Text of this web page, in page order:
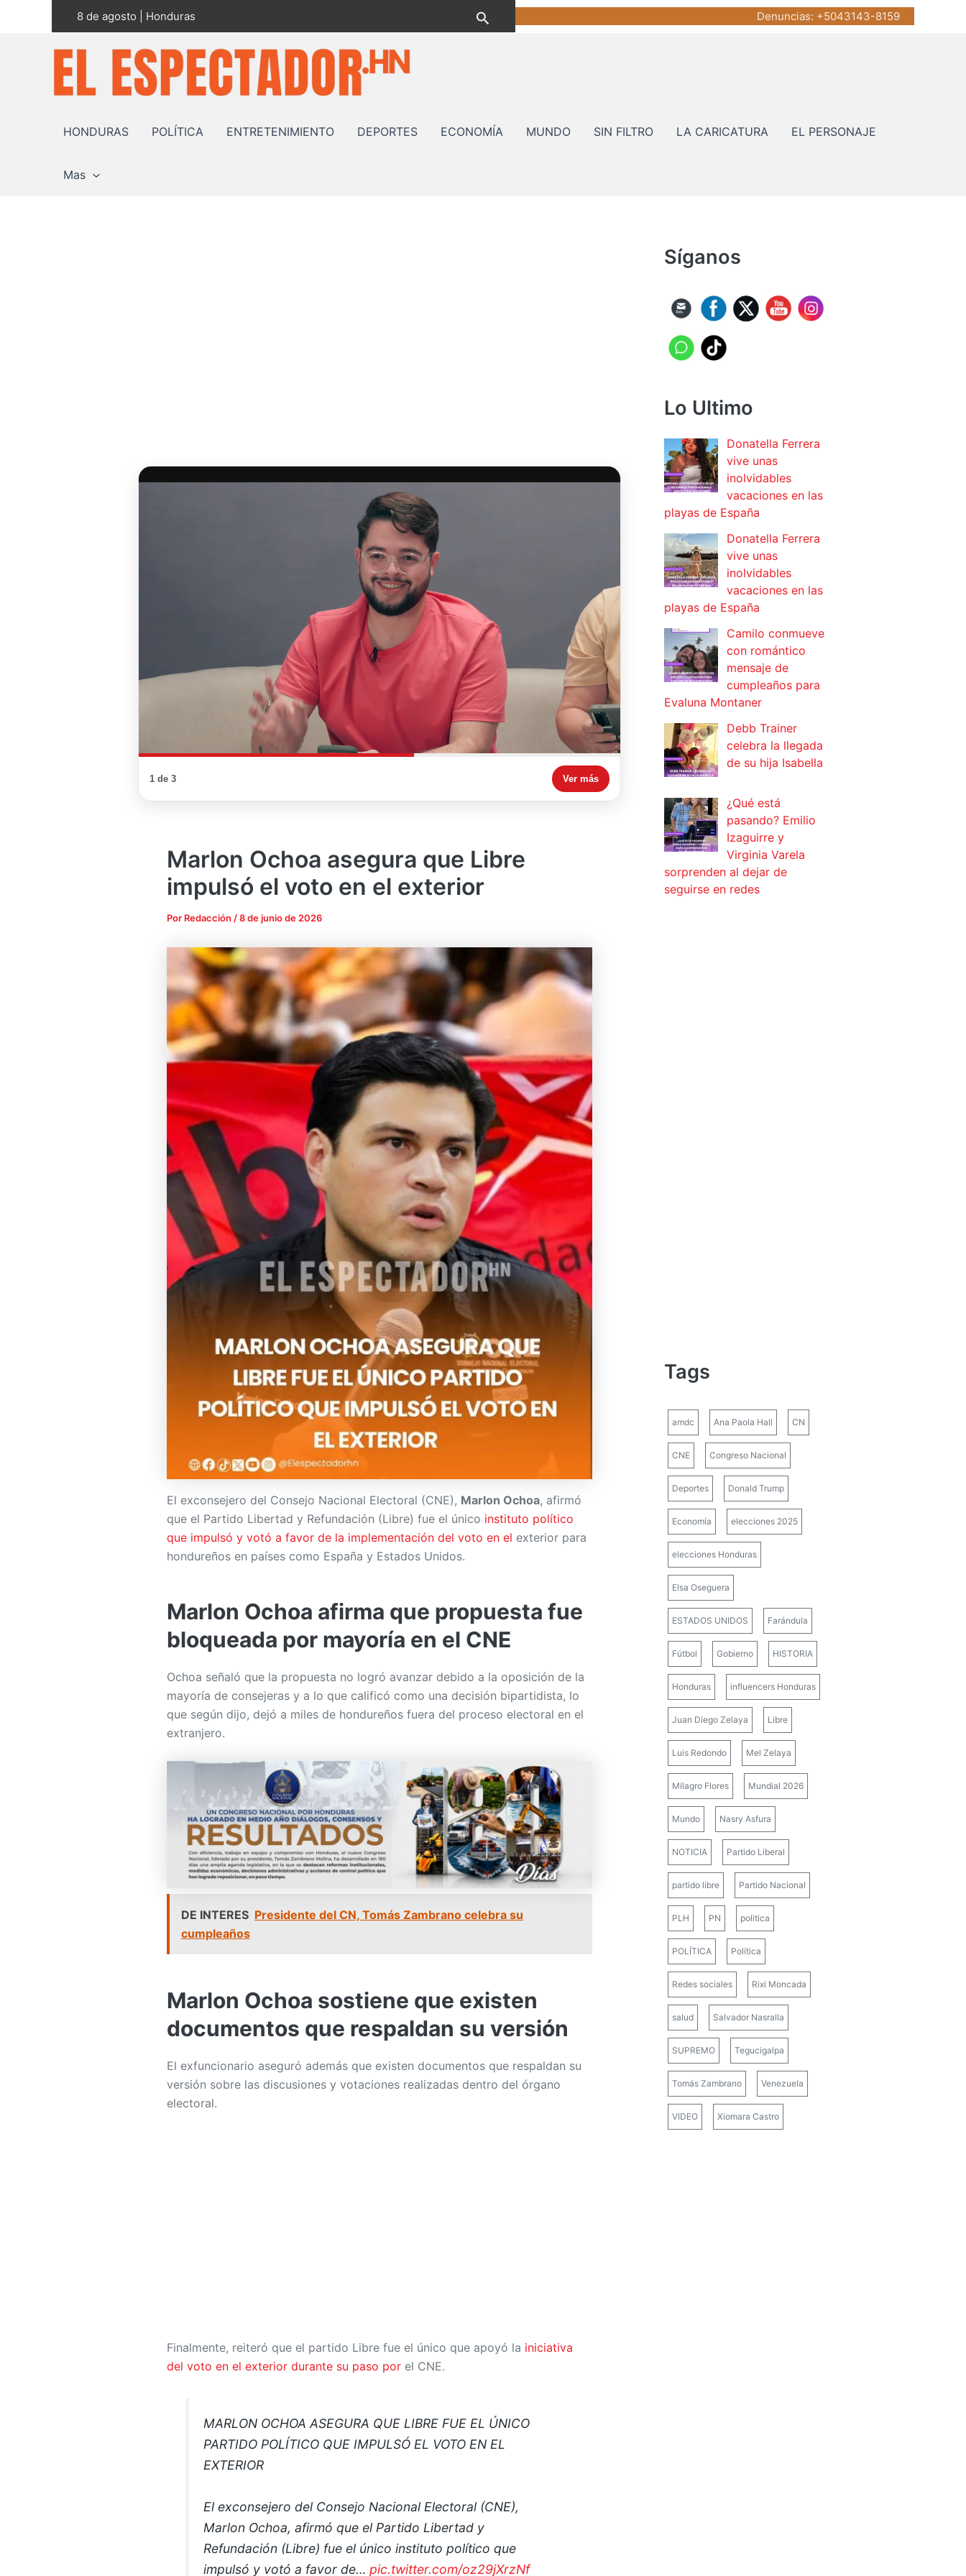
8 de agosto | Honduras Buscar Denuncias: +5043143-8159
HONDURAS POLÍTICA ENTRETENIMIENTO DEPORTES ECONOMÍA MUNDO SIN FILTRO LA CARICATURA EL PERSONAJE
Mas
1 de 3 Ver más
Marlon Ochoa asegura que Libre
impulsó el voto en el exterior
Por Redacción /8 de junio de 2026
El exconsejero del Consejo Nacional Electoral (CNE), Marlon Ochoa, afirmó
que el Partido Libertad y Refundación (Libre) fue el único instituto político
que impulsó y votó a favor de la implementación del voto en el exterior para
hondureños en países como España y Estados Unidos.
Marlon Ochoa afirma que propuesta fue
bloqueada por mayoría en el CNE
Ochoa señaló que la propuesta no logró avanzar debido a la oposición de la
mayoría de consejeras y a lo que calificó como una decisión bipartidista, lo
que según dijo, dejó a miles de hondureños fuera del proceso electoral en el
extranjero.
DE INTERES Presidente del CN, Tomás Zambrano celebra su
cumpleaños
Marlon Ochoa sostiene que existen
documentos que respaldan su versión
El exfuncionario aseguró además que existen documentos que respaldan su
versión sobre las discusiones y votaciones realizadas dentro del órgano
electoral.
Finalmente, reiteró que el partido Libre fue el único que apoyó la iniciativa
del voto en el exterior durante su paso por el CNE.
MARLON OCHOA ASEGURA QUE LIBRE FUE EL ÚNICO
PARTIDO POLÍTICO QUE IMPULSÓ EL VOTO EN EL
EXTERIOR
El exconsejero del Consejo Nacional Electoral (CNE),
Marlon Ochoa, afirmó que el Partido Libertad y
Refundación (Libre) fue el único instituto político que
impulsó y votó a favor de…pic.twitter.com/oz29jXrzNf
Síganos
Lo Ultimo
Donatella Ferrera
vive unas
inolvidables
vacaciones en las
playas de España
Donatella Ferrera
vive unas
inolvidables
vacaciones en las
playas de España
Camilo conmueve
con romántico
mensaje de
cumpleaños para
Evaluna Montaner
Debb Trainer
celebra la llegada
de su hija Isabella
¿Qué está
pasando? Emilio
Izaguirre y
Virginia Varela
sorprenden al dejar de
seguirse en redes
Tags
amdc Ana Paola Hall CN
CNE Congreso Nacional
Deportes Donald Trump
Economía elecciones 2025
elecciones Honduras
Elsa Oseguera
ESTADOS UNIDOS Farándula
Fútbol Gobierno HISTORIA
Honduras influencers Honduras
Juan Diego Zelaya Libre
Luis Redondo Mel Zelaya
Milagro Flores Mundial 2026
Mundo Nasry Asfura
NOTICIA Partido Liberal
partido libre Partido Nacional
PLH PN politica
POLÍTICA Política
Redes sociales Rixi Moncada
salud Salvador Nasralla
SUPREMO Tegucigalpa
Tomás Zambrano Venezuela
VIDEO Xiomara Castro